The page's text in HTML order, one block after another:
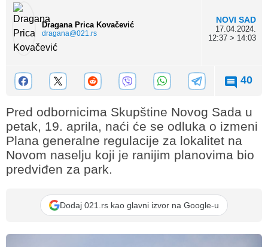
Dragana Prica Kovačević
dragana@021.rs
NOVI SAD
17.04.2024.
12:37 > 14:03
40
Pred odbornicima Skupštine Novog Sada u
petak, 19. aprila, naći će se odluka o izmeni
Plana generalne regulacije za lokalitet na
Novom naselju koji je ranijim planovima bio
predviđen za park.
Dodaj 021.rs kao glavni izvor na Google-u